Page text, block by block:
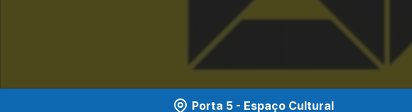
Porta 5 - Espaço Cultural